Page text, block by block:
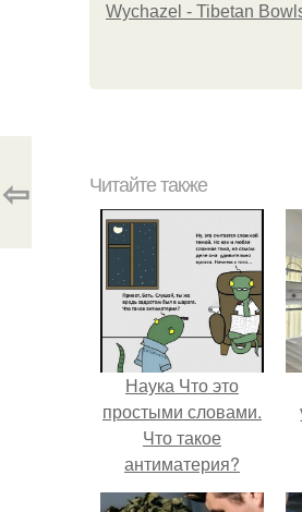
Wychazel - Tibetan
⇦ Читайте также
Наука Что это
простыми словами.
Что такое
антиматерия?